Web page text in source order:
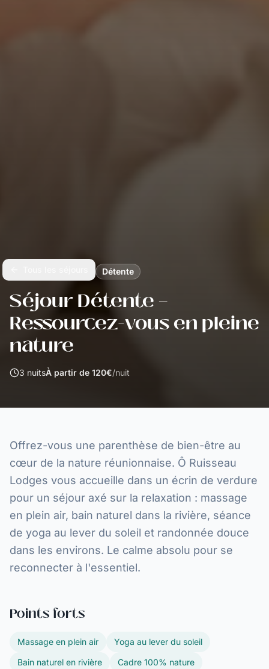
Détente
Séjour Détente —
Ressourcez-vous en pleine
nature
3 nuitsÀ partir de 120€/nuit
Offrez-vous une parenthèse de bien-être au
cœur de la nature réunionnaise. Ô Ruisseau
Lodges vous accueille dans un écrin de verdure
pour un séjour axé sur la relaxation : massage
en plein air, bain naturel dans la rivière, séance
de yoga au lever du soleil et randonnée douce
dans les environs. Le calme absolu pour se
reconnecter à l'essentiel.
Points forts
Massage en plein air
Yoga au lever du soleil
Bain naturel en rivière
Cadre 100% nature